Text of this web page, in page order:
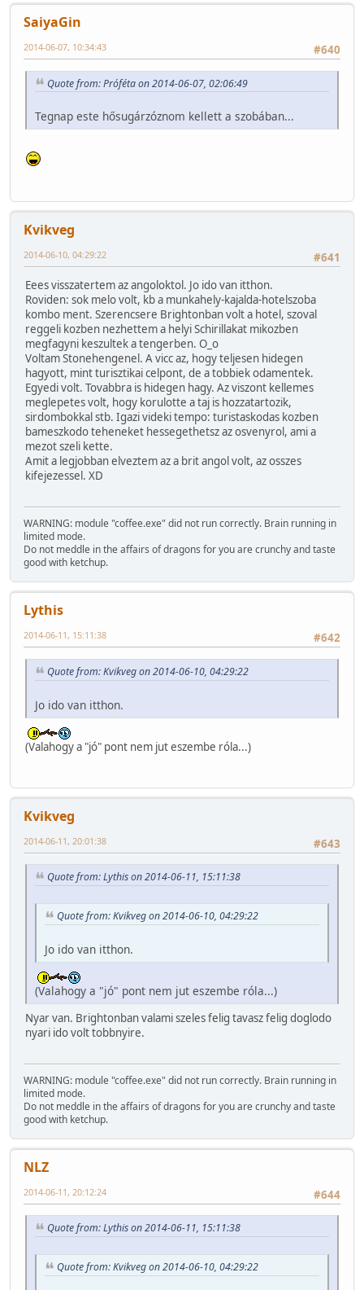
SaiyaGin
#640
2014-06-07, 10:34:43
Quote from: Próféta on 2014-06-07, 02:06:49
Tegnap este hősugárzóznom kellett a szobában...
Kvikveg
#641
2014-06-10, 04:29:22
Eees visszatertem az angoloktol. Jo ido van itthon.
Roviden: sok melo volt, kb a munkahely-kajalda-hotelszoba
kombo ment. Szerencsere Brightonban volt a hotel, szoval
reggeli kozben nezhettem a helyi Schirillakat mikozben
megfagyni keszultek a tengerben. O_o
Voltam Stonehengenel. A vicc az, hogy teljesen hidegen
hagyott, mint turisztikai celpont, de a tobbiek odamentek.
Egyedi volt. Tovabbra is hidegen hagy. Az viszont kellemes
meglepetes volt, hogy korulotte a taj is hozzatartozik,
sirdombokkal stb. Igazi videki tempo: turistaskodas kozben
bameszkodo teheneket hessegethetsz az osvenyrol, ami a
mezot szeli kette.
Amit a legjobban elveztem az a brit angol volt, az osszes
kifejezessel. XD
WARNING: module "coffee.exe" did not run correctly. Brain running in
limited mode.
Do not meddle in the affairs of dragons for you are crunchy and taste
good with ketchup.
Lythis
#642
2014-06-11, 15:11:38
Quote from: Kvikveg on 2014-06-10, 04:29:22
Jo ido van itthon.
(Valahogy a "jó" pont nem jut eszembe róla...)
Kvikveg
#643
2014-06-11, 20:01:38
Quote from: Lythis on 2014-06-11, 15:11:38
Quote from: Kvikveg on 2014-06-10, 04:29:22
Jo ido van itthon.
(Valahogy a "jó" pont nem jut eszembe róla...)
Nyar van. Brightonban valami szeles felig tavasz felig doglodo
nyari ido volt tobbnyire.
WARNING: module "coffee.exe" did not run correctly. Brain running in
limited mode.
Do not meddle in the affairs of dragons for you are crunchy and taste
good with ketchup.
NLZ
#644
2014-06-11, 20:12:24
Quote from: Lythis on 2014-06-11, 15:11:38
Quote from: Kvikveg on 2014-06-10, 04:29:22